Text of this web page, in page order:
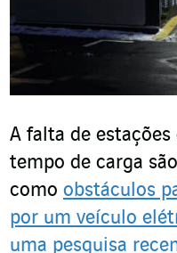
A falta de
tempo de carga
como obstáculos
por um veículo
uma pesquisa